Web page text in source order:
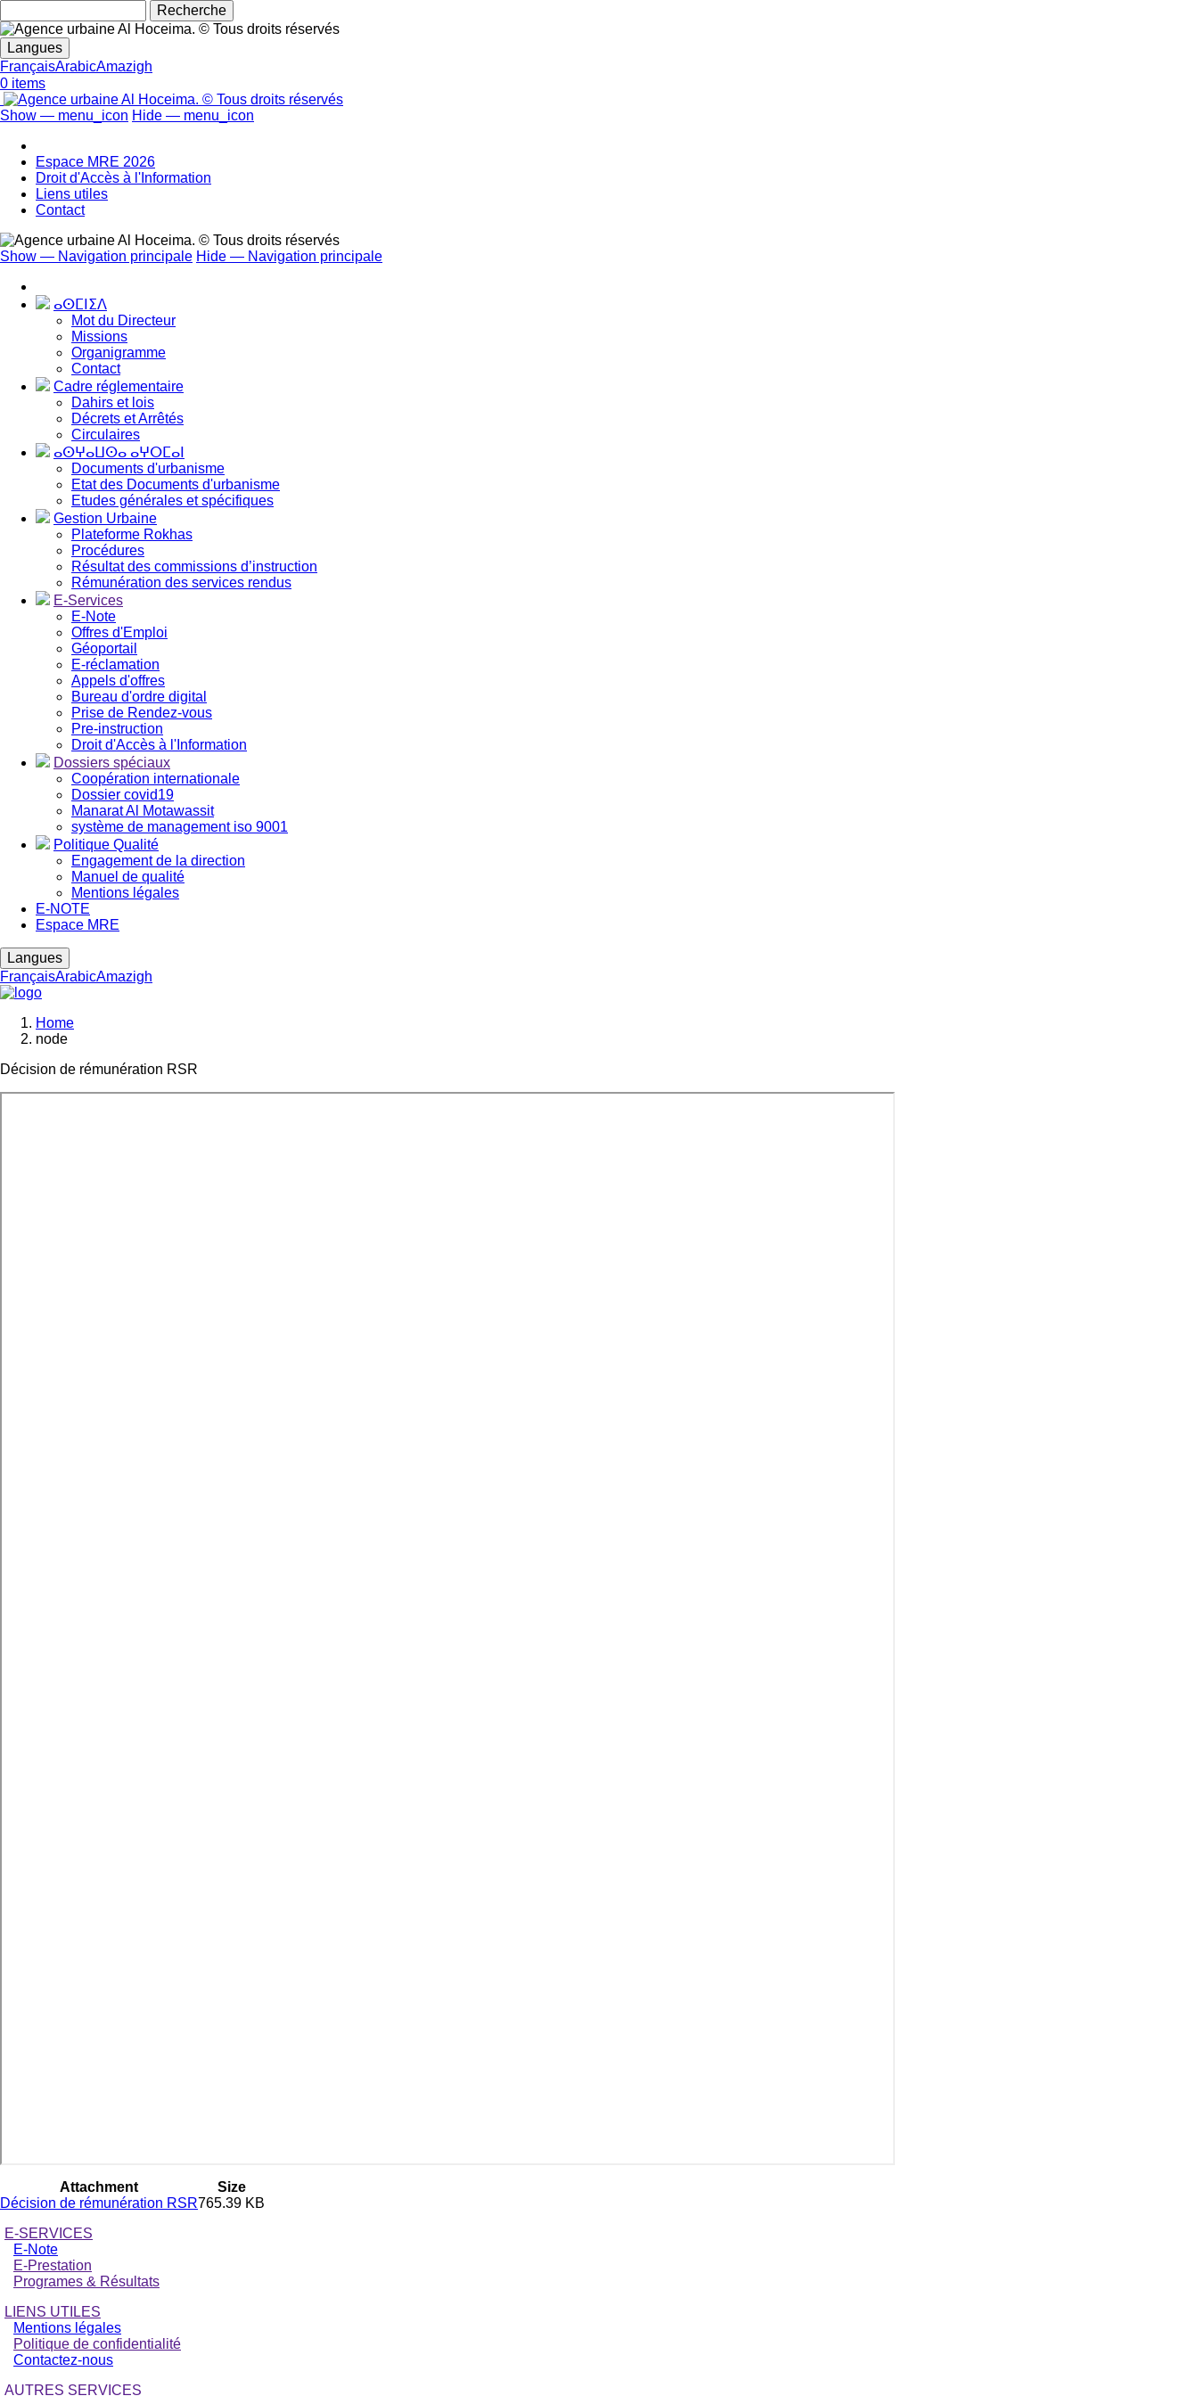
Langues
FrançaisArabicAmazigh
0 items
Show — menu_icon Hide — menu_icon
Espace MRE 2026
Droit d'Accès à l'Information
Liens utiles
Contact
principale
Show — Navigation principale Hide — Navigation principale
ⴰⵙⵎⵏⵉⴷ
Mot du Directeur
Missions
Organigramme
Contact
Cadre réglementaire
Dahirs et lois
Décrets et Arrêtés
Circulaires
ⴰⵙⵖⴰⵡⵙⴰ ⴰⵖⵔⵎⴰⵏ
Documents d'urbanisme
Etat des Documents d'urbanisme
Etudes générales et spécifiques
Gestion Urbaine
Plateforme Rokhas
Procédures
Résultat des commissions d’instruction
Rémunération des services rendus
E-Services
E-Note
Offres d'Emploi
Géoportail
E-réclamation
Appels d'offres
Bureau d'ordre digital
Prise de Rendez-vous
Pre-instruction
Droit d'Accès à l'Information
Dossiers spéciaux
Coopération internationale
Dossier covid19
Manarat Al Motawassit
système de management iso 9001
Politique Qualité
Engagement de la direction
Manuel de qualité
Mentions légales
E-NOTE
Espace MRE
Langues
FrançaisArabicAmazigh
Breadcrumb
Home
node
Décision de rémunération RSR
Attachment
Size
Décision de rémunération RSR765.39 KB
E-SERVICES
E-Note
E-Prestation
Programes & Résultats
LIENS UTILES
Mentions légales
Politique de confidentialité
Contactez-nous
AUTRES SERVICES